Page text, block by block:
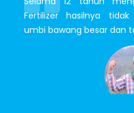
Fertilizer hasilnya
umbi bawang besar dan